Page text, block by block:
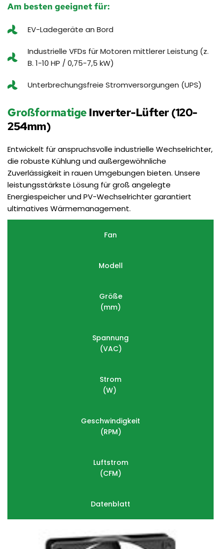
Am besten geeignet für:
EV-Ladegeräte an Bord
Industrielle VFDs für Motoren mittlerer Leistung (z.
B. 1-10 HP / 0,75-7,5 kW)
Unterbrechungsfreie Stromversorgungen (UPS)
Großformatige Inverter-Lüfter (120-
254mm)
Entwickelt für anspruchsvolle industrielle Wechselrichter,
die robuste Kühlung und außergewöhnliche
Zuverlässigkeit in rauen Umgebungen bieten. Unsere
leistungsstärkste Lösung für groß angelegte
Energiespeicher und PV-Wechselrichter garantiert
ultimatives Wärmemanagement.
Fan
Modell
Größe
(mm)
Spannung
(VAC)
Strom
(W)
Geschwindigkeit
(RPM)
Luftstrom
(CFM)
Datenblatt